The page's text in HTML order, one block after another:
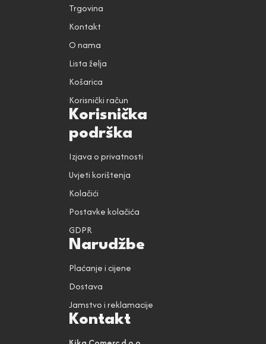
Trgovina
Kontakt
O nama
Lista želja
Košarica
Korisnički račun
Korisnička
podrška
Izjava o privatnosti
Uvjeti korištenja
Kolačići
Postavke kolačića
GDPR
Narudžbe
Plaćanje i cijene
Dostava
Jamstvo i reklamacije
Kontakt